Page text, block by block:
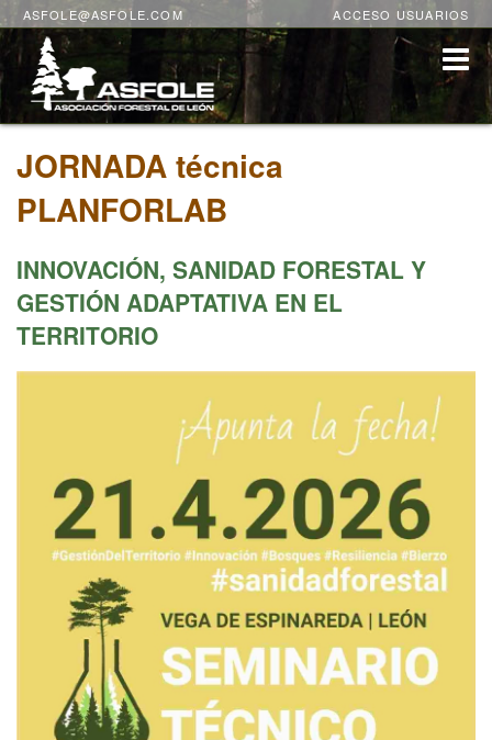
ASFOLE@ASFOLE.COM ACCESO USUARIOS
JORNADA técnica
PLANFORLAB
INNOVACIÓN, SANIDAD FORESTAL Y
GESTIÓN ADAPTATIVA EN EL
TERRITORIO